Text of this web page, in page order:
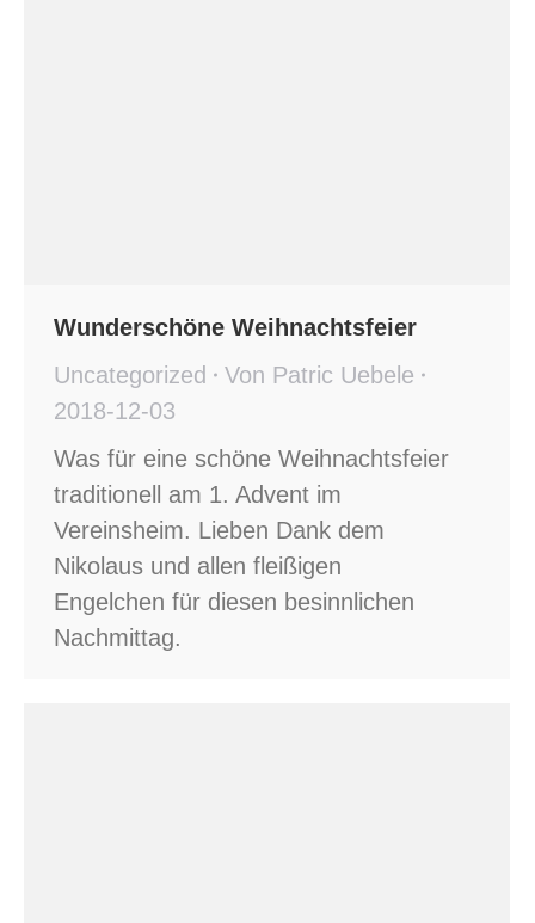
Wunderschöne Weihnachtsfeier
Uncategorized
Von Patric Uebele
2018-12-03
Was für eine schöne Weihnachtsfeier
traditionell am 1. Advent im
Vereinsheim. Lieben Dank dem
Nikolaus und allen fleißigen
Engelchen für diesen besinnlichen
Nachmittag.